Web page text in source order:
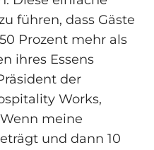
führen, dass Gäste
Prozent mehr als
ihres Essens
der
Works,
meine
und dann 10